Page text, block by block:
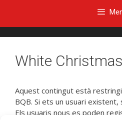
White Christmas
Aquest contingut està
BQB. Si ets un usuari existent,
Els usuaris nous es poden